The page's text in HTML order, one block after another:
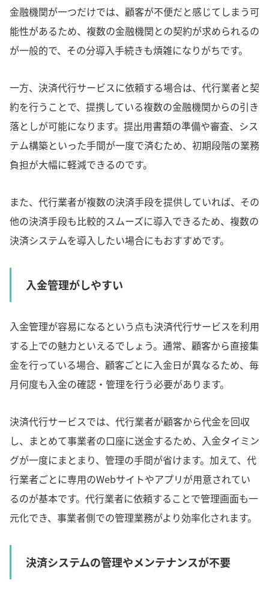
金融機関が一つだけでは、顧客が不便だと感じてしまう可
能性があるため、複数の金融機関との契約が求められるの
が一般的で、その分導入手続きも煩雑になりがちです。
一方、決済代行サービスに依頼する場合は、代行業者と契
約を行うことで、提携している複数の金融機関からの引き
落としが可能になります。提出用書類の準備や審査、シス
テム構築といった手間が一度で済むため、初期段階の業務
負担が大幅に軽減できるのです。
また、代行業者が複数の決済手段を提供していれば、その
他の決済手段も比較的スムーズに導入できるため、複数の
決済システムを導入したい場合にもおすすめです。
入金管理がしやすい
入金管理が容易になるという点も決済代行サービスを利用
する上での魅力といえるでしょう。通常、顧客から直接集
金を行っている場合、顧客ごとに入金日が異なるため、毎
月何度も入金の確認・管理を行う必要があります。
決済代行サービスでは、代行業者が顧客から代金を回収
し、まとめて事業者の口座に送金するため、入金タイミン
グが一度にまとまり、管理の手間が省けます。加えて、代
行業者ごとに専用のWebサイトやアプリが用意されてい
るのが基本です。代行業者に依頼することで管理画面も一
元化でき、事業者側での管理業務がより効率化されます。
決済システムの管理やメンテナンスが不要